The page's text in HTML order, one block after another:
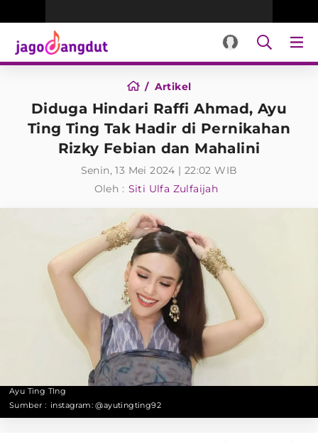
Artikel
Diduga Hindari Raffi Ahmad, Ayu
Ting Ting Tak Hadir di Pernikahan
Rizky Febian dan Mahalini
Senin, 13 Mei 2024 | 22:02 WIB
Oleh : Siti Ulfa Zulfaijah
Ayu Ting TIng
Sumber : instagram: @ayutingting92